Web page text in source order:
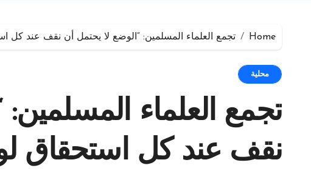
Home تجمع العلماء المسلمين: “الوضع لا يحتمل أن نقف عند كل
محلية
تجمع العلماء
نقف عند كل استحقاق